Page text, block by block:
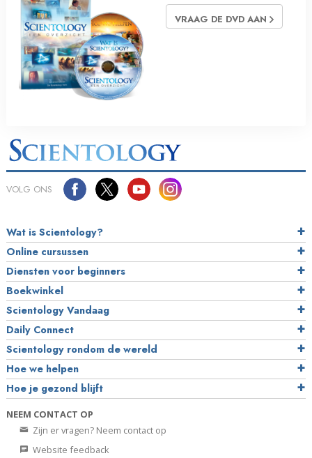
VRAAG DE DVD AAN
VOLG ONS
Wat is Scientology?
Online cursussen
Diensten voor beginners
Boekwinkel
Scientology Vandaag
Daily Connect
Scientology rondom de wereld
Hoe we helpen
Hoe je gezond blijft
NEEM CONTACT OP
Zijn er vragen? Neem contact op
Website feedback